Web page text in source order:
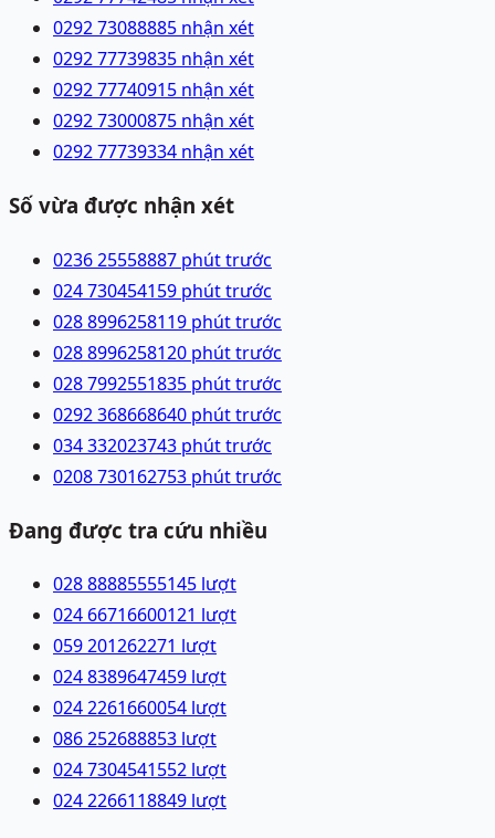
0292 73088885 nhận xét
0292 77739835 nhận xét
0292 77740915 nhận xét
0292 73000875 nhận xét
0292 77739334 nhận xét
Số vừa được nhận xét
0236 25558887 phút trước
024 730454159 phút trước
028 8996258119 phút trước
028 8996258120 phút trước
028 7992551835 phút trước
0292 368668640 phút trước
034 332023743 phút trước
0208 730162753 phút trước
Đang được tra cứu nhiều
028 88885555145 lượt
024 66716600121 lượt
059 201262271 lượt
024 8389647459 lượt
024 2261660054 lượt
086 252688853 lượt
024 7304541552 lượt
024 2266118849 lượt